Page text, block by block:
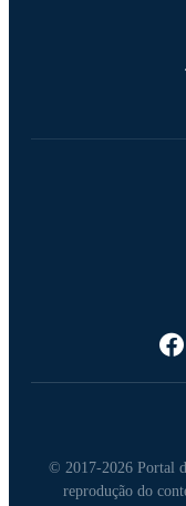
© 2017-2026 Portal
reprodução do